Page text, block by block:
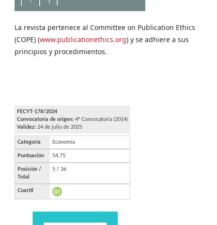
La revista pertenece al Committee on Publication Ethics
(COPE) (www.publicationethics.org) y se adhiere a sus
principios y procedimientos.